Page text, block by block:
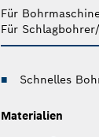
Für
Für
Schnelles
Materialien